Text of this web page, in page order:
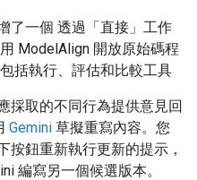
了一個 透過「直接」 工作
ModelAlign 開放原始碼程
括執行、評估和比較工具
採取的不同行為提供意見回
Gemini 草擬重寫內容。您
按鈕重新執行更新的提示，
編寫另一個候選版本。